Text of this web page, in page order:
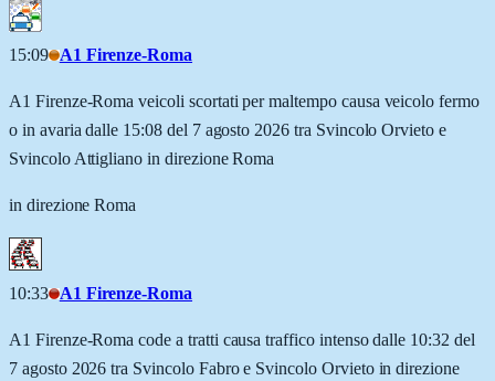
15:09 A1 Firenze-Roma
A1 Firenze-Roma veicoli scortati per maltempo causa veicolo fermo
o in avaria dalle 15:08 del 7 agosto 2026 tra Svincolo Orvieto e
Svincolo Attigliano in direzione Roma
in direzione Roma
10:33 A1 Firenze-Roma
A1 Firenze-Roma code a tratti causa traffico intenso dalle 10:32 del
7 agosto 2026 tra Svincolo Fabro e Svincolo Orvieto in direzione